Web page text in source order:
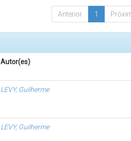
Anterior 1
Autor(es)
LEVY, Guilherme
LEVY, Guilherme